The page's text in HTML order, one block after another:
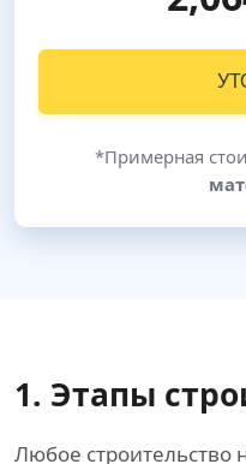
*Примерная
1. Этапы
Любое строительство